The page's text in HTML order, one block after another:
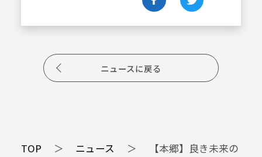
ニュースに戻る
TOP ＞ ニュース ＞
【本郷】良き未来の